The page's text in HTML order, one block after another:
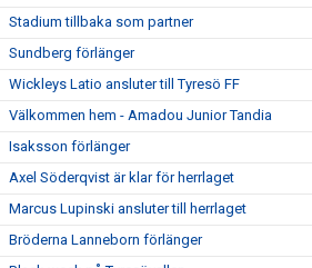
Stadium tillbaka som partner
Sundberg förlänger
Wickleys Latio ansluter till Tyresö FF
Välkommen hem - Amadou Junior Tandia
Isaksson förlänger
Axel Söderqvist är klar för herrlaget
Marcus Lupinski ansluter till herrlaget
Bröderna Lanneborn förlänger